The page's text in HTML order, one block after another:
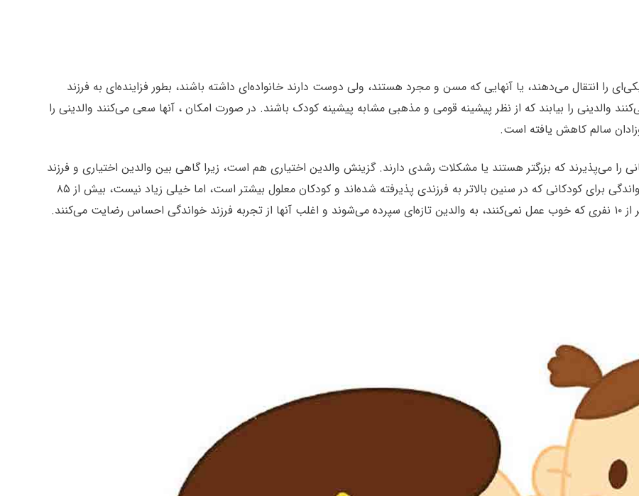
را انتقال می‌دهند، یا آنهایی که مسن و مجرد هستند، ولی دوست دارند خانواده‌ای داشته باشند، بطور فزاینده‌ا‌ی به فرزند
والدینی را بیابند که از نظر پیشینه قومی و مذهبی مشابه پیشینه کودک باشند. در صورت امکان ، آنها سعی می‌کنند والدینی را
سالم کاهش یافته است.
را می‌پذیرند که بزرگتر هستند یا مشکلات رشدی دارند. گزینش والدین اختیاری هم است، زیرا گاهی بین والدین اختیاری و فرزند
خوانده آنها روابط مناسبی برقرار نمی‌شود. خطر شکست فرزند خواندگی برای کودکانی که در سنین بالاتر به فرزندی پذیرفته شده‌اند و کودکان معلول بیشتر است، اما خیلی زیاد نیست، بیش از ۸۵